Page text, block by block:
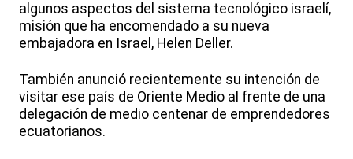
algunos aspectos del sistema tecnológico israelí,
misión que ha encomendado a su nueva
embajadora en Israel, Helen Deller.
También anunció recientemente su intención de
visitar ese país de Oriente Medio al frente de una
delegación de medio centenar de emprendedores
ecuatorianos.